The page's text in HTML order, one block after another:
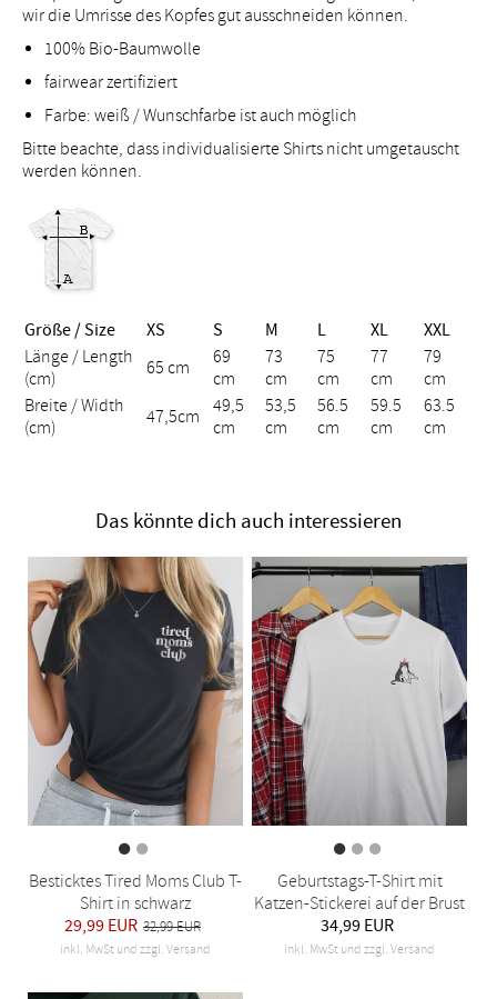
wir die Umrisse des Kopfes gut ausschneiden können.
100% Bio-Baumwolle
fairwear zertifiziert
Farbe: weiß / Wunschfarbe ist auch möglich
Bitte beachte, dass individualisierte Shirts nicht umgetauscht
werden können.
Größe / Size XS S M L XL
XXL
Länge / Length
(cm)
65 cm
69
cm
73
cm
75
cm
77
cm
79
cm
Breite / Width
(cm)
47,5cm
49,5
cm
53,5
cm
56.5
cm
59.5
cm
63.5
cm
Das könnte dich auch interessieren
Besticktes Tired Moms Club T-
Shirt in schwarz
29,99 EUR 32,99 EUR
inkl. MwSt und zzgl. Versand
Geburtstags-T-Shirt mit
Katzen-Stickerei auf der Brust
34,99 EUR
inkl. MwSt und zzgl. Versand